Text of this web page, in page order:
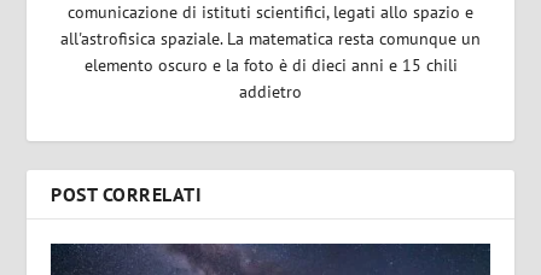
comunicazione di istituti scientifici, legati allo spazio e
all'astrofisica spaziale. La matematica resta comunque un
elemento oscuro e la foto è di dieci anni e 15 chili
addietro
POST CORRELATI